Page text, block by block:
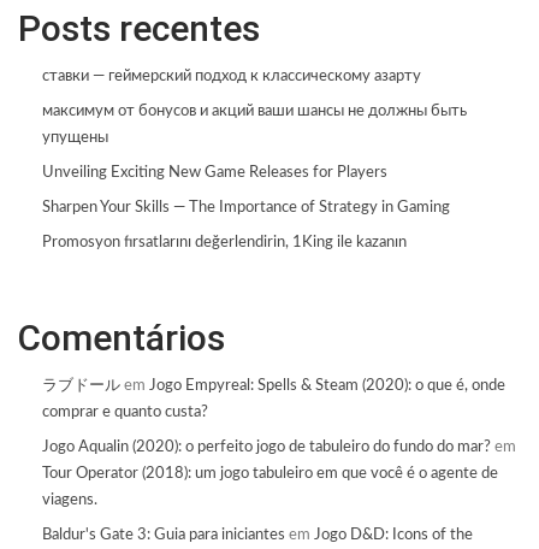
Posts recentes
ставки — геймерский подход к классическому азарту
максимум от бонусов и акций ваши шансы не должны быть
упущены
Unveiling Exciting New Game Releases for Players
Sharpen Your Skills — The Importance of Strategy in Gaming
Promosyon fırsatlarını değerlendirin, 1King ile kazanın
Comentários
ラブドール em Jogo Empyreal: Spells & Steam (2020): o que é, onde
comprar e quanto custa?
Jogo Aqualin (2020): o perfeito jogo de tabuleiro do fundo do mar? em
Tour Operator (2018): um jogo tabuleiro em que você é o agente de
viagens.
Baldur's Gate 3: Guia para iniciantes em Jogo D&D: Icons of the